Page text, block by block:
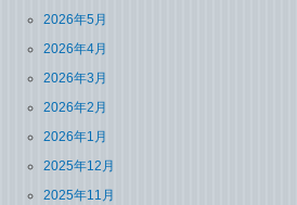
2026年5月
2026年4月
2026年3月
2026年2月
2026年1月
2025年12月
2025年11月